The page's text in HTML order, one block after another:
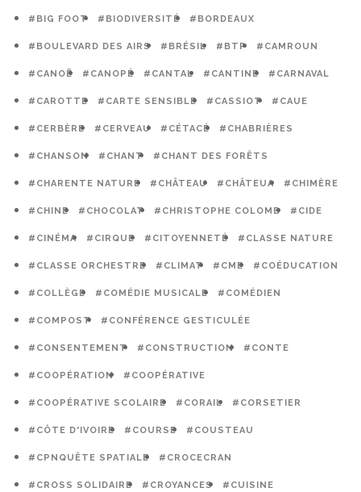
#BIG FOOT #BIODIVERSITÉ #BORDEAUX
#BOULEVARD DES AIRS #BRÉSIL #BTP #CAMROUN
#CANOË #CANOPÉ #CANTAL #CANTINE #CARNAVAL
#CAROTTE #CARTE SENSIBLE #CASSIOT #CAUE
#CERBÈRE #CERVEAU #CÉTACÉ #CHABRIÈRES
#CHANSON #CHANT #CHANT DES FORÊTS
#CHARENTE NATURE #CHÂTEAU #CHÂTEUA #CHIMÈRE
#CHINE #CHOCOLAT #CHRISTOPHE COLOMB #CIDE
#CINÉMA #CIRQUE #CITOYENNETÉ #CLASSE NATURE
#CLASSE ORCHESTRE #CLIMAT #CME #COÉDUCATION
#COLLÈGE #COMÉDIE MUSICALE #COMÉDIEN
#COMPOST #CONFÉRENCE GESTICULÉE
#CONSENTEMENT #CONSTRUCTION #CONTE
#COOPÉRATION #COOPÉRATIVE
#COOPÉRATIVE SCOLAIRE #CORAIL #CORSETIER
#CÔTE D'IVOIRE #COURSE #COUSTEAU
#CPNQUÊTE SPATIALE #CROCECRAN
#CROSS SOLIDAIRE #CROYANCES #CUISINE